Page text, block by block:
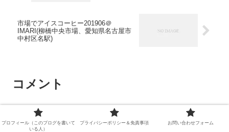
市場でアイスコーヒー201906＠
IMARI(柳橋中央市場、愛知県名古屋市
中村区名駅)
コメント
コメントを書き込む
プロフィール（このブログを書いて
いる人）
プライバシーポリシー＆免責事項 お問い合わせフォーム